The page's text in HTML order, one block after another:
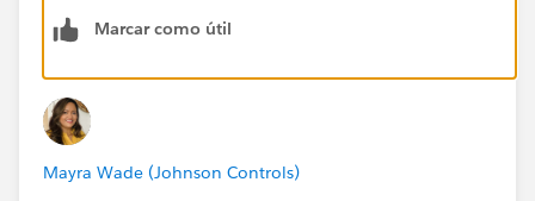
Marcar como útil
Mayra Wade (Johnson Controls)